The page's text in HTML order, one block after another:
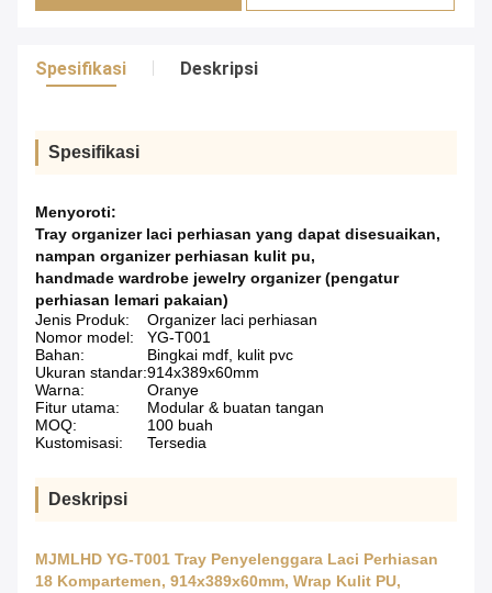
Spesifikasi Deskripsi
Spesifikasi
Menyoroti:
Tray organizer laci perhiasan yang dapat disesuaikan,
nampan organizer perhiasan kulit pu,
handmade wardrobe jewelry organizer (pengatur
perhiasan lemari pakaian)
Jenis Produk:
Organizer laci perhiasan
Nomor model:
YG-T001
Bahan:
Bingkai mdf, kulit pvc
Ukuran standar:914x389x60mm
Warna:
Oranye
Fitur utama:
Modular & buatan tangan
MOQ:
100 buah
Kustomisasi:
Tersedia
Deskripsi
MJMLHD YG-T001 Tray Penyelenggara Laci Perhiasan
18 Kompartemen, 914x389x60mm, Wrap Kulit PU,